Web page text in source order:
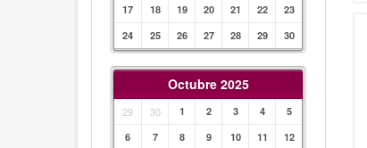
17
18 19 20 21 22
23
24
25 26 27 28 29 30
Octubre 2025
29 30 1 2 3 4
5
6
7 8 9 10 11
12